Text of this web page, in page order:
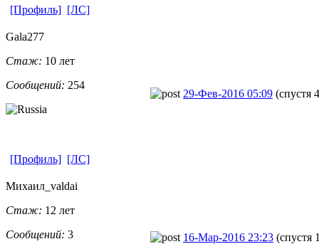
[Профиль] [ЛС]
Gala277
Стаж: 10 лет
Сообщений: 254
29-Фев-2016 05:09 (спустя
[Профиль] [ЛС]
Михаил_valda​i
Стаж: 12 лет
Сообщений: 3
16-Мар-2016 23:23 (спустя